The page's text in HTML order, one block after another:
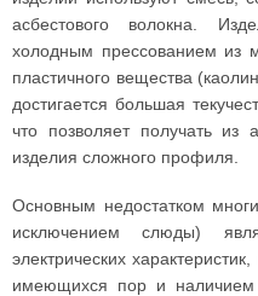
асбестового волокна.
холодным прессованием из
пластичного вещества
достигается большая
что позволяет получать из
изделия сложного профиля.
Основным недостатком
исключением слюды)
электрических
имеющихся пор и наличием